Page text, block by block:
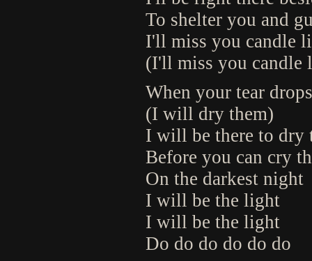
To shelter you and
I'll miss you candle
(I'll miss you candle
When your tear
(I will dry them)
I will be there to dry
Before you can cry
On the darkest night
I will be the light
I will be the light
Do do do do do do